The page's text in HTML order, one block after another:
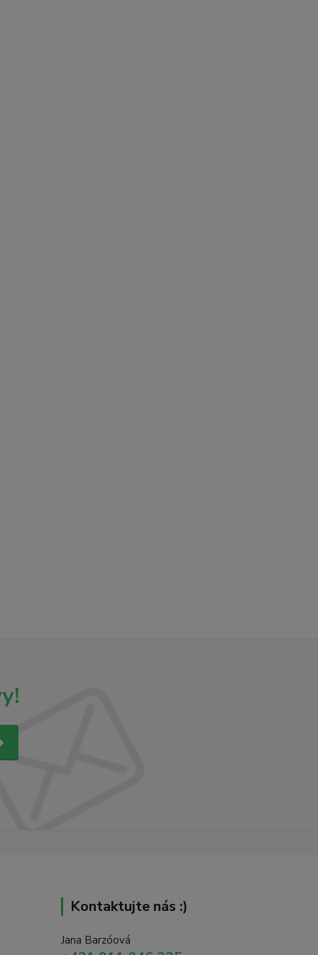
Kontaktujte nás :)
Jana Barzóová